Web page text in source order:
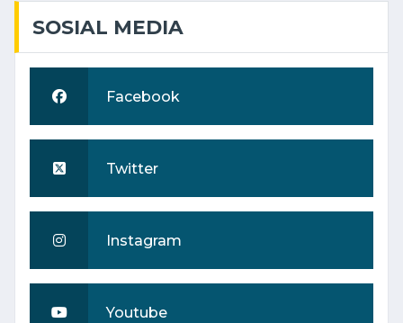
SOSIAL MEDIA
Facebook
Twitter
Instagram
Youtube